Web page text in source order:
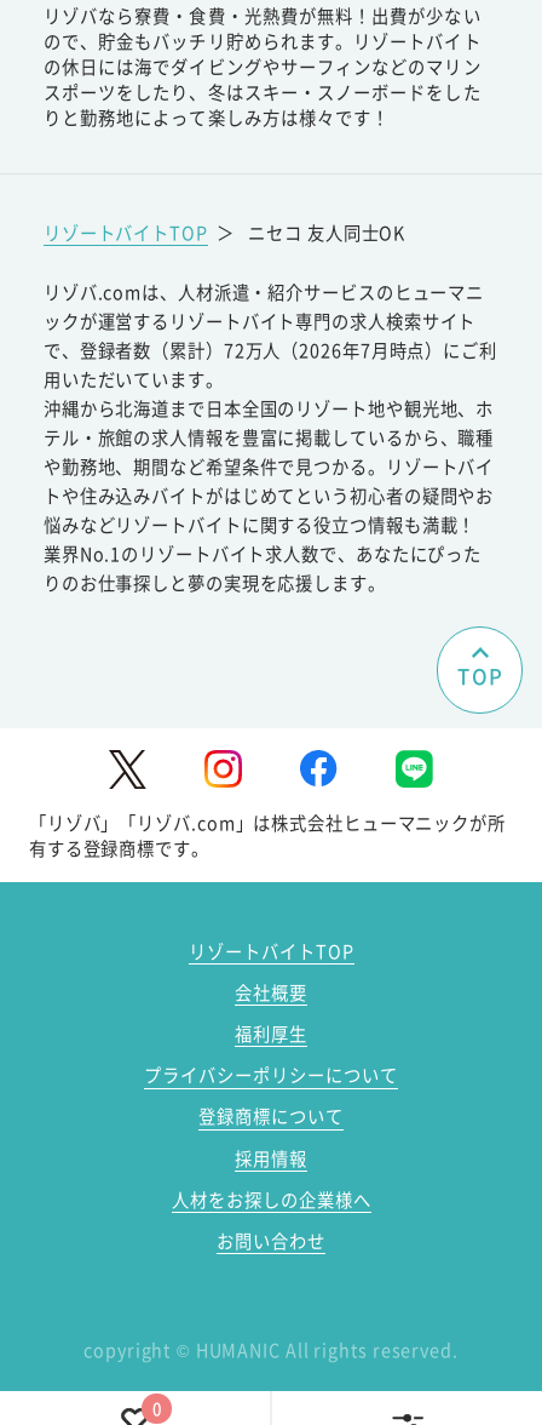
リゾバなら寮費・食費・光熱費が無料！出費が少ない
ので、貯金もバッチリ貯められます。リゾートバイト
の休日には海でダイビングやサーフィンなどのマリン
スポーツをしたり、冬はスキー・スノーボードをした
りと勤務地によって楽しみ方は様々です！
リゾートバイトTOP ＞ ニセコ 友人同士OK
リゾバ.comは、人材派遣・紹介サービスのヒューマニ
ックが運営するリゾートバイト専門の求人検索サイト
で、登録者数（累計）72万人（2026年7月時点）にご利
用いただいています。
沖縄から北海道まで日本全国のリゾート地や観光地、ホ
テル・旅館の求人情報を豊富に掲載しているから、職種
や勤務地、期間など希望条件で見つかる。リゾートバイ
トや住み込みバイトがはじめてという初心者の疑問やお
悩みなどリゾートバイトに関する役立つ情報も満載！
業界No.1のリゾートバイト求人数で、あなたにぴった
りのお仕事探しと夢の実現を応援します。
TOP
「リゾバ」「リゾバ.com」は株式会社ヒューマニックが所
有する登録商標です。
リゾートバイトTOP
会社概要
福利厚生
プライバシーポリシーについて
登録商標について
採用情報
人材をお探しの企業様へ
お問い合わせ
copyright © HUMANIC All rights reserved.
0